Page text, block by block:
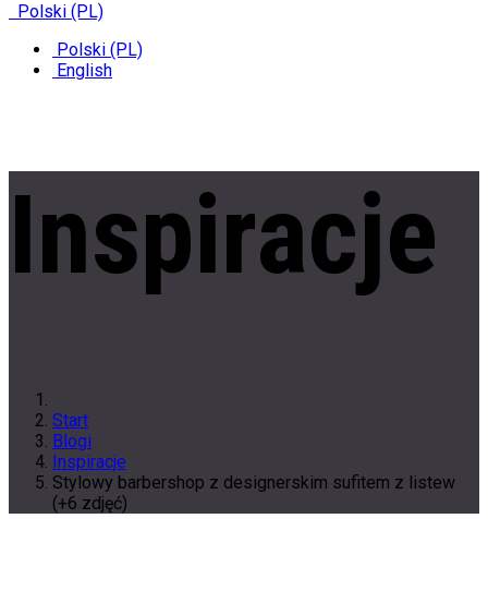
Polski (PL)
Polski (PL)
English
Inspiracje
Start
Blogi
Inspiracje
Stylowy barbershop z designerskim sufitem z listew
(+6 zdjęć)